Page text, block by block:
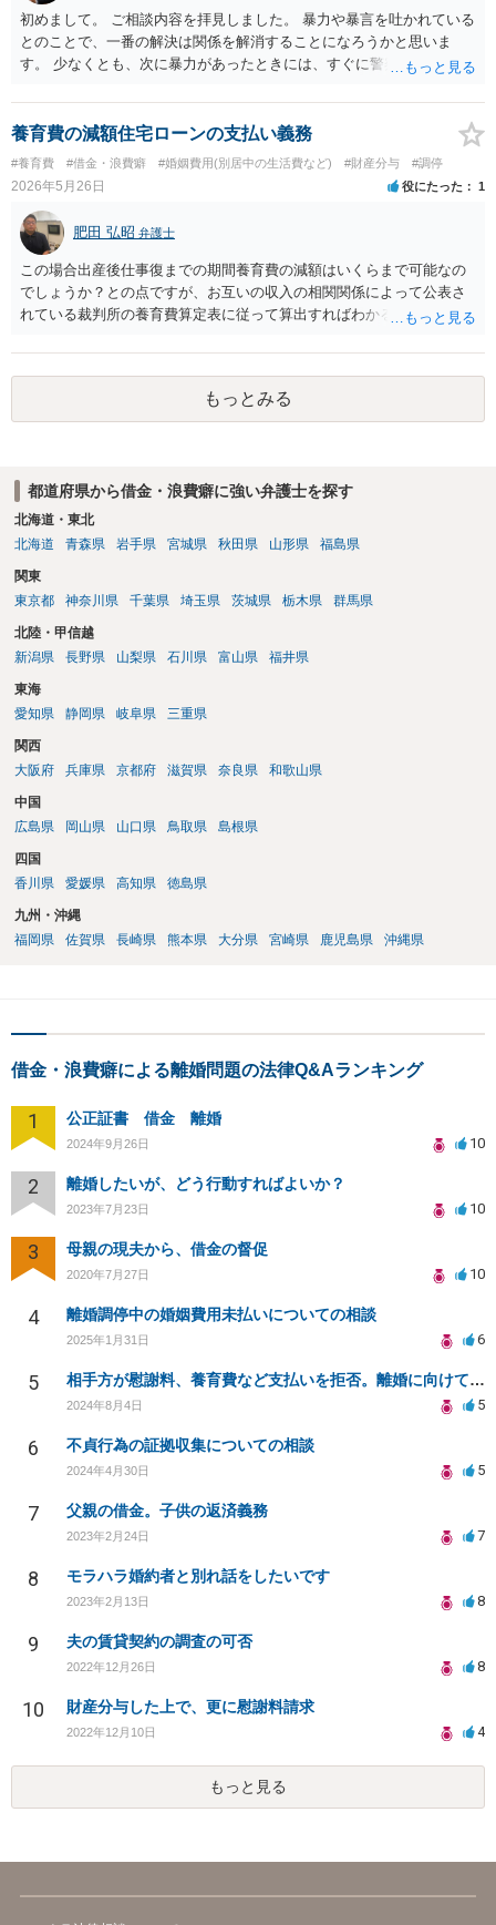
初めまして。 ご相談内容を拝見しました。 暴力や暴言を吐かれている
とのことで、一番の解決は関係を解消することになろうかと思いま
す。 少なくとも、次に暴力があったときには、すぐに警察に通報する
きますが、法的に拘束するものではなく、突発的な攻撃を防げるもの
ではありません。 ご自身の身の安全を確保することを第一とするよう
養育費の減額住宅ローンの支払い義務
#養育費 #借金・浪費癖 #婚姻費用(別居中の生活費など) #財産分与 #調停
2026年5月26日 役にたった 1
肥田 弘昭 弁護士
この場合出産後仕事復までの期間養育費の減額はいくらまで可能なの
でしょうか？との点ですが、お互いの収入の相関関係によって公表さ
れている裁判所の養育費算定表に従って算出すればわかるかと思いま
です。ご参考にしてください。
もっとみる
都道府県から借金・浪費癖に強い弁護士を探す
北海道・東北
北海道
青森県 岩手県 宮城県 秋田県 山形県 福島県
関東
東京都
神奈川県 千葉県 埼玉県 茨城県 栃木県 群馬県
北陸・甲信越
新潟県
長野県 山梨県 石川県 富山県 福井県
東海
愛知県
静岡県 岐阜県 三重県
関西
大阪府
兵庫県 京都府 滋賀県 奈良県 和歌山県
中国
広島県
岡山県 山口県 鳥取県 島根県
四国
香川県
愛媛県 高知県 徳島県
九州・沖縄
福岡県
佐賀県 長崎県 熊本県 大分県 宮崎県 鹿児島県 沖縄県
借金・浪費癖による離婚問題の法律Q&Aランキング
1 公正証書 借金 離婚
2024年9月26日 10
2 離婚したいが、どう行動すればよいか？
2023年7月23日 10
3 母親の現夫から、借金の督促
2020年7月27日 10
4 離婚調停中の婚姻費用未払いについての相談
2025年1月31日 6
5 相手方が慰謝料、養育費など支払いを拒否。離婚に向けてどうすればいいかアドバイスいただきたい。
2024年8月4日 5
6 不貞行為の証拠収集についての相談
2024年4月30日 5
7 父親の借金。子供の返済義務
2023年2月24日 7
8 モラハラ婚約者と別れ話をしたいです
2023年2月13日 8
9 夫の賃貸契約の調査の可否
2022年12月26日 8
10 財産分与した上で、更に慰謝料請求
2022年12月10日 4
もっと見る